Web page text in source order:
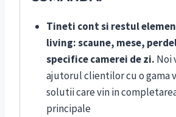
Tineti cont si restul
living:scaune, mese,
specifice camerei de zi. Noi
ajutorul clientilor cu o gama
solutii care vin in
principale